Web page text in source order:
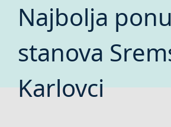
Najbolja
stanova
Karlovci